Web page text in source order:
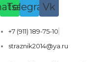
Telegram
Vk
+7 (911) 189-75-10
straznik2014@ya.ru